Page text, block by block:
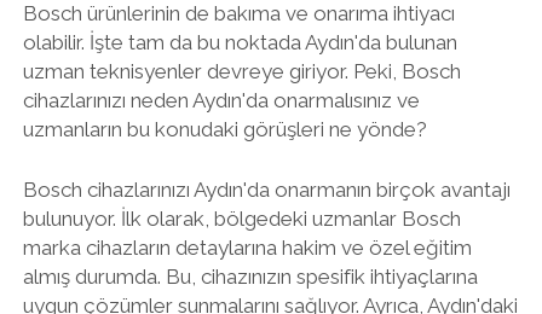
Bosch ürünlerinin de bakıma ve onarıma ihtiyacı
olabilir. İşte tam da bu noktada Aydın'da bulunan
uzman teknisyenler devreye giriyor. Peki, Bosch
cihazlarınızı neden Aydın'da onarmalısınız ve
uzmanların bu konudaki görüşleri ne yönde?
Bosch cihazlarınızı Aydın'da onarmanın birçok avantajı
bulunuyor. İlk olarak, bölgedeki uzmanlar Bosch
marka cihazların detaylarına hakim ve özel eğitim
almış durumda. Bu, cihazınızın spesifik ihtiyaçlarına
uygun çözümler sunmalarını sağlıyor. Ayrıca, Aydın'daki